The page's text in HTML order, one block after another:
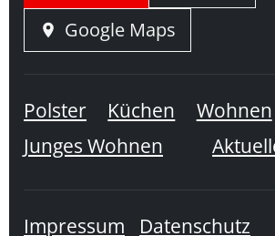
Google Maps
Polster Küchen Wohnen
Junges Wohnen
Impressum Datenschutz